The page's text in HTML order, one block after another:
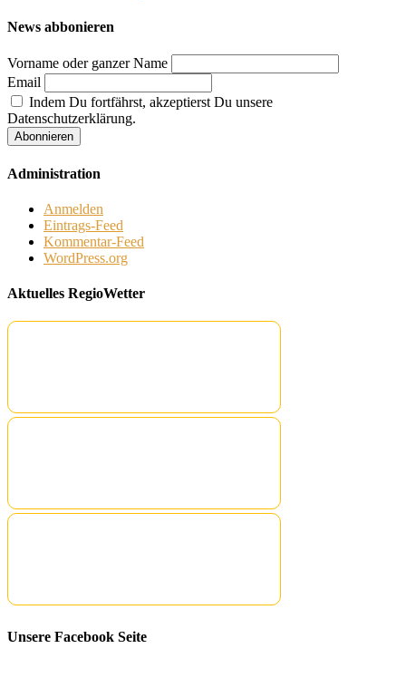
News abbonieren
Vorname oder ganzer Name
Email
Indem Du fortfährst, akzeptierst Du unsere
Datenschutzerklärung.
Administration
Anmelden
Eintrags-Feed
Kommentar-Feed
WordPress.org
Aktuelles RegioWetter
Unsere Facebook Seite